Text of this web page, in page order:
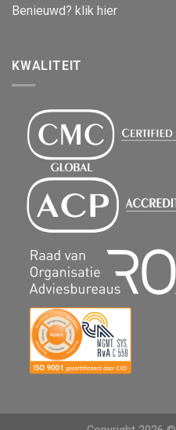
Benieuwd? klik hier
KWALITEIT